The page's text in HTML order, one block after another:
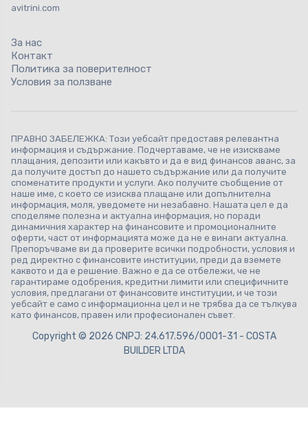
avitrini.com
За нас
Контакт
Политика за поверителност
Условия за ползване
ПРАВНО ЗАБЕЛЕЖКА: Този уебсайт предоставя релевантна
информация и съдържание. Подчертаваме, че не изискваме
плащания, депозити или какъвто и да е вид финансов аванс, за
да получите достъп до нашето съдържание или да получите
споменатите продукти и услуги. Ако получите съобщение от
наше име, с което се изисква плащане или допълнителна
информация, моля, уведомете ни незабавно. Нашата цел е да
споделяме полезна и актуална информация, но поради
динамичния характер на финансовите и промоционалните
оферти, част от информацията може да не е винаги актуална.
Препоръчваме ви да проверите всички подробности, условия и
ред директно с финансовите институции, преди да вземете
каквото и да е решение. Важно е да се отбележи, че не
гарантираме одобрения, кредитни лимити или специфичните
условия, предлагани от финансовите институции, и че този
уебсайт е само с информационна цел и не трябва да се тълкува
като финансов, правен или професионален съвет.
Copyright © 2026 CNPJ: 24.617.596/0001-31 - COSTA
BUILDER LTDA